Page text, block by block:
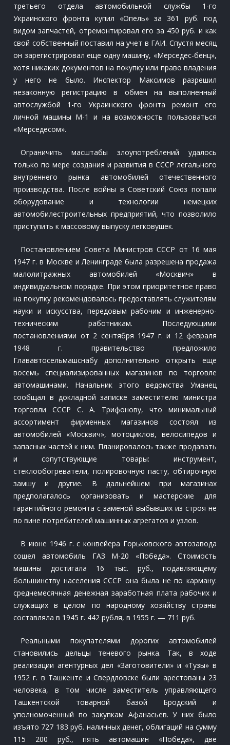
третьего отдела автомобильной службы 1-го
Украинского фронта купил «Опель» за 361 руб. под
видом запчастей, отремонтировал его за 450 руб. и как
свой собственный поставил на учет в ГАИ. Спустя месяц
он зарегистрировал еще одну машину, «Мерседес-бенц»,
хотя никаких документов на покупку или право владения
у него не было. Инспектор Максимов разрешил
незаконную регистрацию в обмен на выполненный
автослужбой 1-го Украинского фронта ремонт его
личной машины М-1 и на возможность пользоваться
«Мерседесом».
Ограничить масштабы злоупотреблений удалось
только по мере создания и развития в СССР легального
внутреннего рынка автомобилей отечественного
производства. После войны в Советский Союз попали
оборудование и технологии немецких
автомобилестроительных предприятий, что позволило
приступить к массовому выпуску легковушек.
Постановлением Совета Министров СССР от 16 мая
1947 г. в Москве и Ленинграде была разрешена продажа
малолитражных автомобилей «Москвич» в
индивидуальном порядке. При этом приоритетное право
на покупку рекомендовалось предоставлять служителям
науки и искусства, передовым рабочим и инженерно-
техническим работникам. Последующими
постановлениями от 2 сентября 1947 г. и 12 февраля
1948 г. правительство предложило
Глававтосельмашснабу дополнительно открыть еще
восемь специализированных магазинов по торговле
автомашинами. Начальник этого ведомства Уманец
сообщал в докладной записке заместителю министра
торговли СССР С. А. Трифонову, что минимальный
ассортимент фирменных магазинов состоял из
автомобилей «Москвич», мотоциклов, велосипедов и
запасных частей к ним. Планировалось также продавать
и сопутствующие товары: инструмент,
стеклообогреватели, полировочную пасту, обтирочную
замшу и другие. В дальнейшем при магазинах
предполагалось организовать и мастерские для
гарантийного ремонта с заменой выбывших из строя не
по вине потребителей машинных агрегатов и узлов.
В июне 1946 г. с конвейера Горьковского автозавода
сошел автомобиль ГАЗ М-20 «Победа». Стоимость
машины достигала 16 тыс. руб., подавляющему
большинству населения СССР она была не по карману:
среднемесячная денежная заработная плата рабочих и
служащих в целом по народному хозяйству страны
составляла в 1945 г. 442 рубля, в 1955 г. — 711 руб.
Реальными покупателями дорогих автомобилей
становились дельцы теневого рынка. Так, в ходе
реализации агентурных дел «Заготовители» и «Тузы» в
1952 г. в Ташкенте и Свердловске были арестованы 23
человека, в том числе заместитель управляющего
Ташкентской товарной базой Бродский и
уполномоченный по закупкам Афанасьев. У них было
изъято 727 183 руб. наличных денег, облигаций на сумму
115 200 руб., пять автомашин «Победа», две